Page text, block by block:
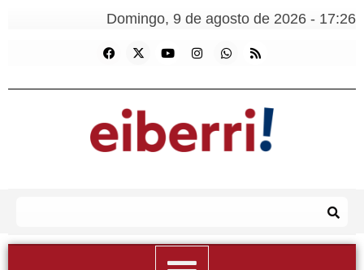
Domingo, 9 de agosto de 2026 - 17:26